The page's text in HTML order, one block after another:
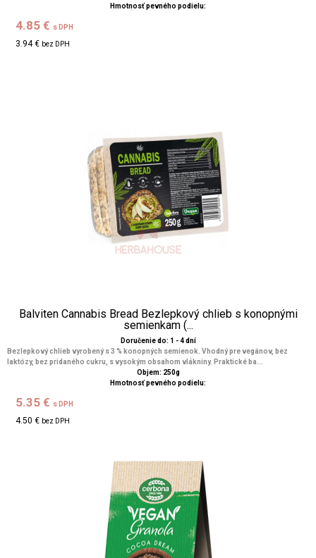
Hmotnosť pevného podielu:
4.85 € s DPH
3.94 € bez DPH
Balviten Cannabis Bread Bezlepkový chlieb s konopnými
semienkam (...
Doručenie do: 1 - 4 dní
Bezlepkový chlieb vyrobený s 3 % konopných semienok. Vhodný pre vegánov, bez
laktózy, bez pridaného cukru, s vysokým obsahom vlákniny. Praktické ba...
Objem: 250g
Hmotnosť pevného podielu:
5.35 € s DPH
4.50 € bez DPH